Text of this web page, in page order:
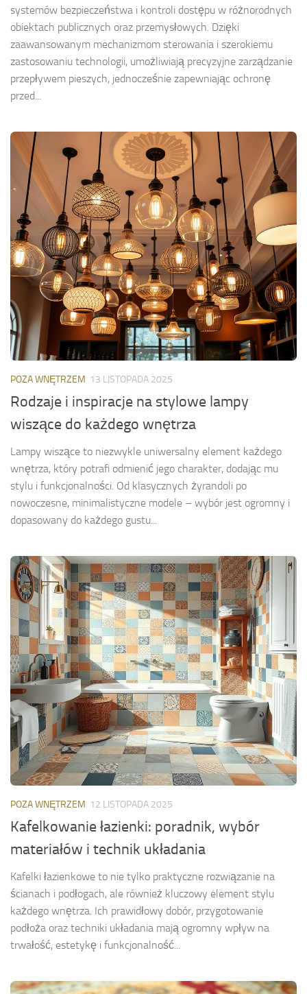
systemów bezpieczeństwa i kontroli dostępu w różnorodnych
obiektach publicznych oraz przemysłowych. Dzięki
zaawansowanym mechanizmom sterowania i szerokiemu
zastosowaniu technologii, umożliwiają precyzyjne zarządzanie
przepływem pieszych, jednocześnie zapewniając ochronę
przed...
POZA WNĘTRZEM 13 LISTOPADA 2025
Rodzaje i inspiracje na stylowe lampy
wiszące do każdego wnętrza
Lampy wiszące to niezwykle uniwersalny element każdego
wnętrza, który potrafi odmienić jego charakter, dodając mu
stylu i funkcjonalności. Od klasycznych żyrandoli po
nowoczesne, minimalistyczne modele – wybór jest ogromny i
dopasowany do każdego gustu...
POZA WNĘTRZEM 12 LISTOPADA 2025
Kafelkowanie łazienki: poradnik, wybór
materiałów i technik układania
Kafelki łazienkowe to nie tylko praktyczne rozwiązanie na
ścianach i podłogach, ale również kluczowy element stylu
każdego wnętrza. Ich prawidłowy dobór, przygotowanie
podłoża oraz techniki układania mają ogromny wpływ na
trwałość, estetykę i funkcjonalność...